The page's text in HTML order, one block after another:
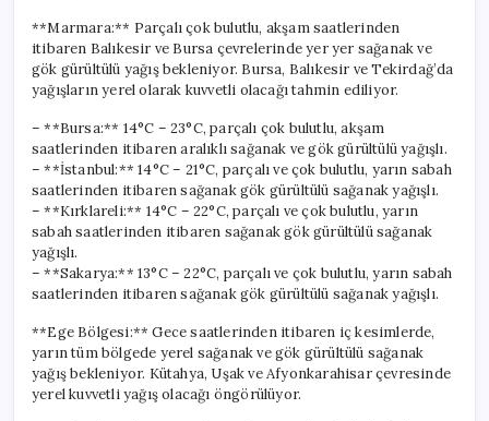
**Marmara:** Parçalı çok bulutlu, akşam saatlerinden
itibaren Balıkesir ve Bursa çevrelerinde yer yer sağanak ve
gök gürültülü yağış bekleniyor. Bursa, Balıkesir ve Tekirdağ’da
yağışların yerel olarak kuvvetli olacağı tahmin ediliyor.
– **Bursa:** 14°C – 23°C, parçalı çok bulutlu, akşam
saatlerinden itibaren aralıklı sağanak ve gök gürültülü yağışlı.
– **İstanbul:** 14°C – 21°C, parçalı ve çok bulutlu, yarın sabah
saatlerinden itibaren sağanak gök gürültülü sağanak yağışlı.
– **Kırklareli:** 14°C – 22°C, parçalı ve çok bulutlu, yarın
sabah saatlerinden itibaren sağanak gök gürültülü sağanak
yağışlı.
– **Sakarya:** 13°C – 22°C, parçalı ve çok bulutlu, yarın sabah
saatlerinden itibaren sağanak gök gürültülü sağanak yağışlı.
**Ege Bölgesi:** Gece saatlerinden itibaren iç kesimlerde,
yarın tüm bölgede yerel sağanak ve gök gürültülü sağanak
yağış bekleniyor. Kütahya, Uşak ve Afyonkarahisar çevresinde
yerel kuvvetli yağış olacağı öngörülüyor.